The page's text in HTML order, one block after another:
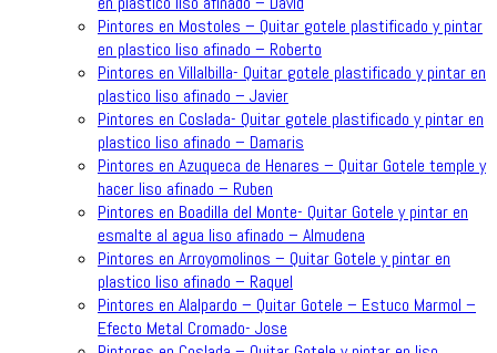
Pintores en Mostoles – Quitar gotele plastificado y pintar
en plastico liso afinado – Roberto
Pintores en Villalbilla- Quitar gotele plastificado y pintar en
plastico liso afinado – Javier
Pintores en Coslada- Quitar gotele plastificado y pintar en
plastico liso afinado – Damaris
Pintores en Azuqueca de Henares – Quitar Gotele temple y
hacer liso afinado – Ruben
Pintores en Boadilla del Monte- Quitar Gotele y pintar en
esmalte al agua liso afinado – Almudena
Pintores en Arroyomolinos – Quitar Gotele y pintar en
plastico liso afinado – Raquel
Pintores en Alalpardo – Quitar Gotele – Estuco Marmol –
Efecto Metal Cromado- Jose